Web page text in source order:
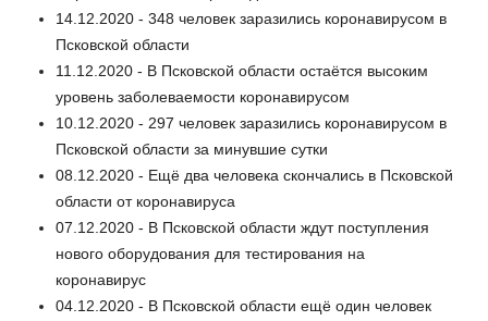
14.12.2020 - 348 человек заразились коронавирусом в
Псковской области
11.12.2020 - В Псковской области остаётся высоким
уровень заболеваемости коронавирусом
10.12.2020 - 297 человек заразились коронавирусом в
Псковской области за минувшие сутки
08.12.2020 - Ещё два человека скончались в Псковской
области от коронавируса
07.12.2020 - В Псковской области ждут поступления
нового оборудования для тестирования на
коронавирус
04.12.2020 - В Псковской области ещё один человек